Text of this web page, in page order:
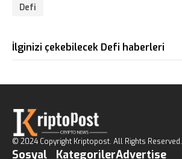
Defi
İlginizi çekebilecek Defi haberleri
© 2024 Copyright Kriptopost. All Rights Reserved.
Sosyal KategorilerAdvertise